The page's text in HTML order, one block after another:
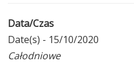
Data/Czas
Date(s) - 15/10/2020
Całodniowe